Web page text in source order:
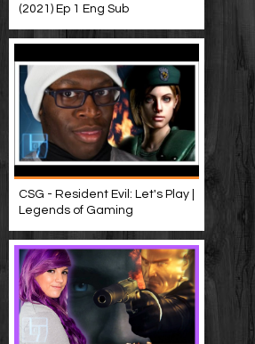
(2021) Ep 1 Eng Sub
CSG - Resident Evil: Let's Play |
Legends of Gaming